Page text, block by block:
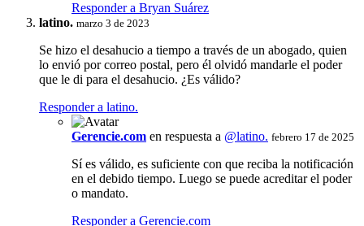
Responder a Bryan Suárez
latino. marzo 3 de 2023
Se hizo el desahucio a tiempo a través de un abogado, quien
lo envió por correo postal, pero él olvidó mandarle el poder
que le di para el desahucio. ¿Es válido?
Responder a latino.
Gerencie.com en respuesta a @latino. febrero 17 de 2025
Sí es válido, es suficiente con que reciba la notificación
en el debido tiempo. Luego se puede acreditar el poder
o mandato.
Responder a Gerencie.com